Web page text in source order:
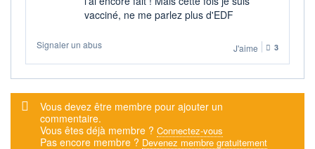
VALORISATION
50 034 MEUR
DERNIER ÉCHANGE
17.05.23 / 17:35:10
LIMITE À LA
BAISSE
0,000 0,020
ESTIMÉ 2026
-
2026
-
DERNIER
DIVIDENDE
DATE
DERNIER
DIVIDENDE
vacciné, ne me parlez plus d'EDF
Signaler un abus J'aime 3
Message d'alerte
Vous devez être membre pour ajouter un
commentaire.
Vous êtes déjà membre ? Connectez-vous
Pas encore membre ? Devenez membre gratuitement